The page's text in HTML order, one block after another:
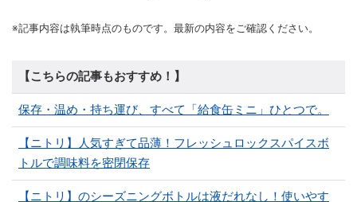
※記事内容は執筆時点のものです。最新の内容をご確認ください。
【こちらの記事もおすすめ！】
保存・温め・持ち運び、すべて「給食缶ミニ」ひとつで。
【ニトリ】人気すぎて品薄！フレッシュロックスパイスボ
トルで調味料を密閉保存
【ニトリ】のシーズニングボトルは液だれなし！使いやす